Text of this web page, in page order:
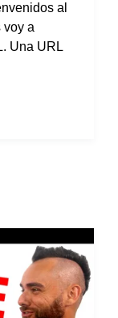
al
voy a
Una URL